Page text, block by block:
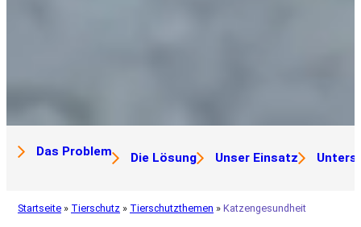
Das Problem Die Lösung Unser Einsatz
Startseite » Tierschutz » Tierschutzthemen » Katzengesundheit